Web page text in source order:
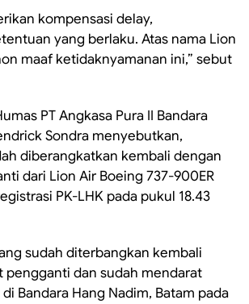
kompensasi delay,
yang berlaku. Atas nama Lion
maaf ketidaknyamanan ini,” sebut
PT Angkasa Pura II Bandara
Sondra menyebutkan,
diberangkatkan kembali dengan
dari Lion Air Boeing 737-900ER
PK-LHK pada pukul 18.43
sudah diterbangkan kembali
pengganti dan sudah mendarat
Bandara Hang Nadim, Batam pada